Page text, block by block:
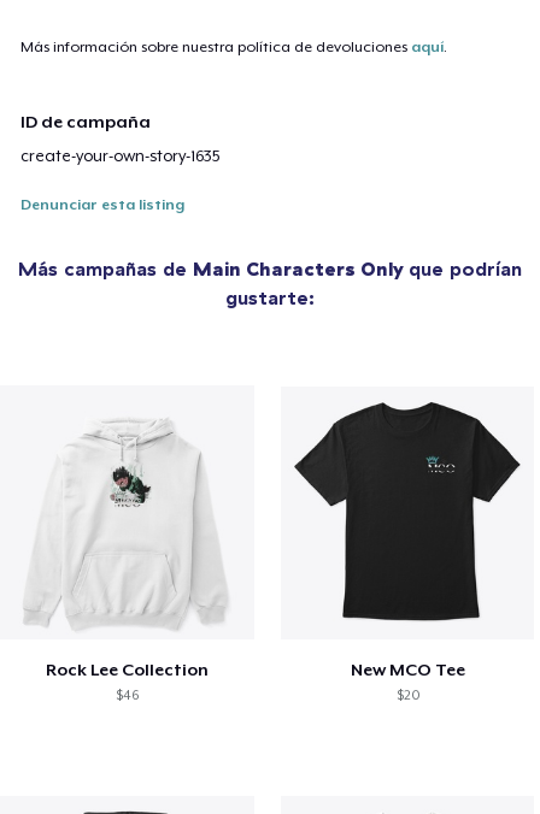
Más información sobre nuestra política de devoluciones aquí
ID de campaña
create-your-own-story-1635
Denunciar esta listing
Más campañas de Main Characters Only que podrían
gustarte:
Rock Lee Collection
$46
New MCO Tee
$20